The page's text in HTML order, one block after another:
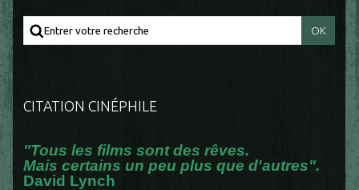
CITATION CINÉPHILE
"Tous les films sont des rêves.
Mais certains un peu plus que d'autres".
David Lynch